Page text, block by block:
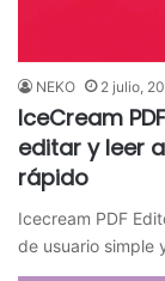
NEKO 2 julio,
IceCream
editar y leer
rápido
Icecream PDF
de usuario simple